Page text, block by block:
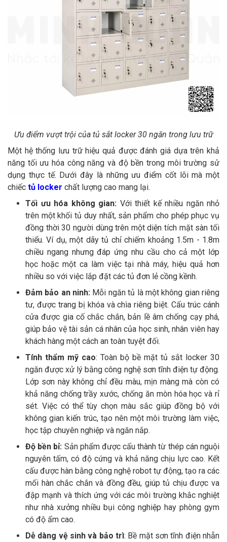
Ưu điểm vượt trội của tủ sắt locker 30 ngăn trong lưu trữ
Một hệ thống lưu trữ hiệu quả được đánh giá dựa trên khả
năng tối ưu hóa công năng và độ bền trong môi trường sử
dụng thực tế. Dưới đây là những ưu điểm cốt lõi mà một
chiếc tủ locker chất lượng cao mang lại.
Tối ưu hóa không gian: Với thiết kế nhiều ngăn nhỏ
trên một khối tủ duy nhất, sản phẩm cho phép phục vụ
đồng thời 30 người dùng trên một diện tích mặt sàn tối
thiểu. Ví dụ, một dãy tủ chỉ chiếm khoảng 1.5m - 1.8m
chiều ngang nhưng đáp ứng nhu cầu cho cả một lớp
học hoặc một ca làm việc tại nhà máy, hiệu quả hơn
nhiều so với việc lắp đặt các tủ đơn lẻ cồng kềnh.
Đảm bảo an ninh: Mỗi ngăn tủ là một không gian riêng
tư, được trang bị khóa và chìa riêng biệt. Cấu trúc cánh
cửa được gia cố chắc chắn, bản lề âm chống cạy phá,
giúp bảo vệ tài sản cá nhân của học sinh, nhân viên hay
khách hàng một cách an toàn tuyệt đối.
Tính thẩm mỹ cao: Toàn bộ bề mặt tủ sắt locker 30
ngăn được xử lý bằng công nghệ sơn tĩnh điện tự động.
Lớp sơn này không chỉ đều màu, mịn màng mà còn có
khả năng chống trầy xước, chống ăn mòn hóa học và rỉ
sét. Việc có thể tùy chọn màu sắc giúp đồng bộ với
không gian kiến trúc, tạo nên một môi trường làm việc,
học tập chuyên nghiệp và ngăn nắp.
Độ bền bỉ: Sản phẩm được cấu thành từ thép cán nguội
nguyên tấm, có độ cứng và khả năng chịu lực cao. Kết
cấu được hàn bằng công nghệ robot tự động, tạo ra các
mối hàn chắc chắn và đồng đều, giúp tủ chịu được va
đập mạnh và thích ứng với các môi trường khắc nghiệt
như nhà xưởng nhiều bụi công nghiệp hay phòng gym
có độ ẩm cao.
Dễ dàng vệ sinh và bảo trì: Bề mặt sơn tĩnh điện nhẵn